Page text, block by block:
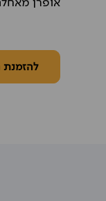
אופרן
להזמנת